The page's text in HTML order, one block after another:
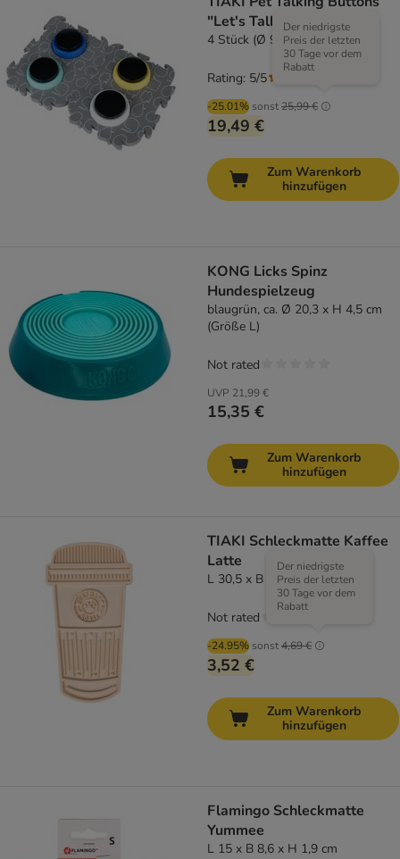
"Let's Talk!"
4 Stück (Ø 9 x H 4 cm)
-25.01% sonst25,99 €
Der niedrigste
Preis der letzten
30 Tage vor dem
Rabatt
19,49 €
Rating: 5/5
Zum Warenkorb
hinzufügen
KONG Licks Spinz
Hundespielzeug
blaugrün, ca. Ø 20,3 x H 4,5 cm
(Größe L)
UVP 21,99 €
15,35 €
Not rated
Zum Warenkorb
hinzufügen
TIAKI Schleckmatte Kaffee
Latte
L 30,5 x B 16,7 x H 1,5 cm
-24.95% sonst4,69 €
Der niedrigste
Preis der letzten
30 Tage vor dem
Rabatt
3,52 €
Not rated
Zum Warenkorb
hinzufügen
Flamingo Schleckmatte
Yummee
L 15 x B 8,6 x H 1,9 cm